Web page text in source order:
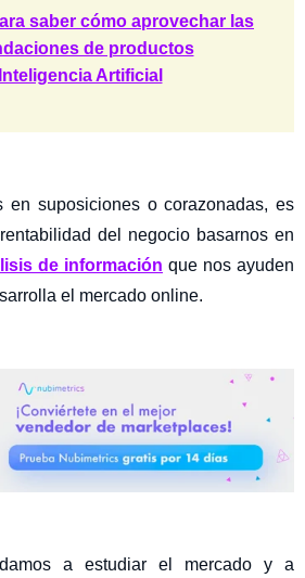
saber cómo aprovechar las
de productos
Artificial
en suposiciones o corazonadas, es
del negocio basarnos en
de información que nos ayuden
el mercado online.
a estudiar el mercado y a